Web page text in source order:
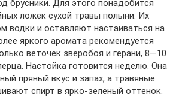
брусники. Для этого понадобится
ложек сухой травы полыни. Их
водки и оставляют настаиваться на
яркого аромата рекомендуется
веточек зверобоя и герани, 8—10
Настойка готовится неделю. Она
пряный вкус и запах, а травяные
спирт в ярко-зеленый оттенок.